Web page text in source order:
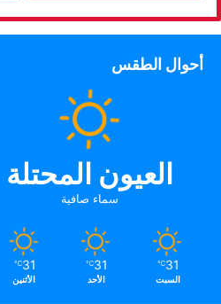
أحوال الطقس
العيون المحتلة
سماء صافية
31
℃
السبت
31
℃
الأحد
31
℃
الأثنين